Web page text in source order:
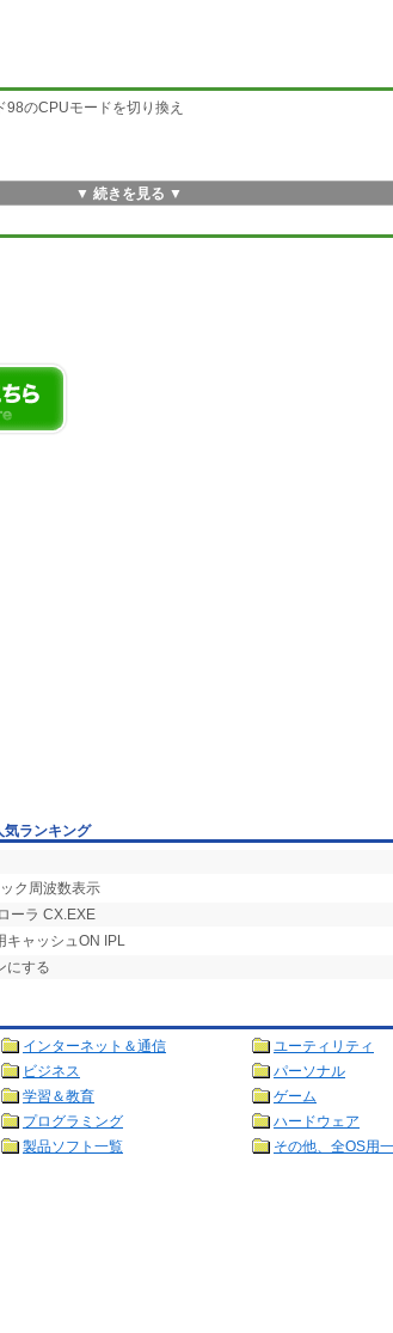
のCPUモードを切り換え
▼ 続きを見る ▼
気ランキング
ク周波数表示
ーラ CX.EXE
キャッシュON IPL
にする
インターネット＆通信
ユーティリティ
ビジネス
パーソナル
学習＆教育
ゲーム
プログラミング
ハードウェア
製品ソフト一覧 その他、全OS用